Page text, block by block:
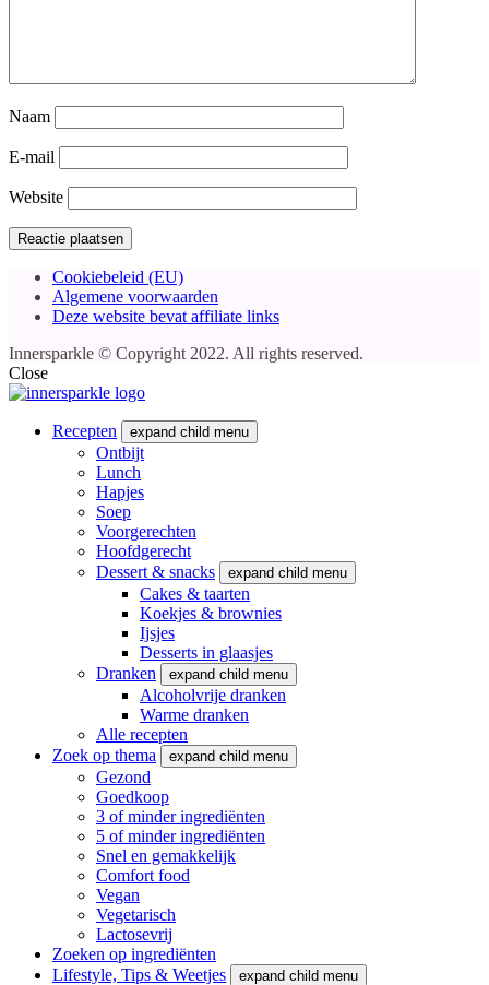
Naam
E-mail
Website
Cookiebeleid (EU)
Algemene voorwaarden
Deze website bevat affiliate links
Innersparkle © Copyright 2022. All rights reserved.
Close
Recepten expand child menu
Ontbijt
Lunch
Hapjes
Soep
Voorgerechten
Hoofdgerecht
Dessert & snacks
expand child menu
Cakes & taarten
Koekjes & brownies
Ijsjes
Desserts in glaasjes
Dranken
expand child menu
Alcoholvrije dranken
Warme dranken
Alle recepten
Zoek op thema
expand child menu
Gezond
Goedkoop
3 of minder ingrediënten
5 of minder ingrediënten
Snel en gemakkelijk
Comfort food
Vegan
Vegetarisch
Lactosevrij
Zoeken op ingrediënten
Lifestyle, Tips & Weetjes
expand child menu